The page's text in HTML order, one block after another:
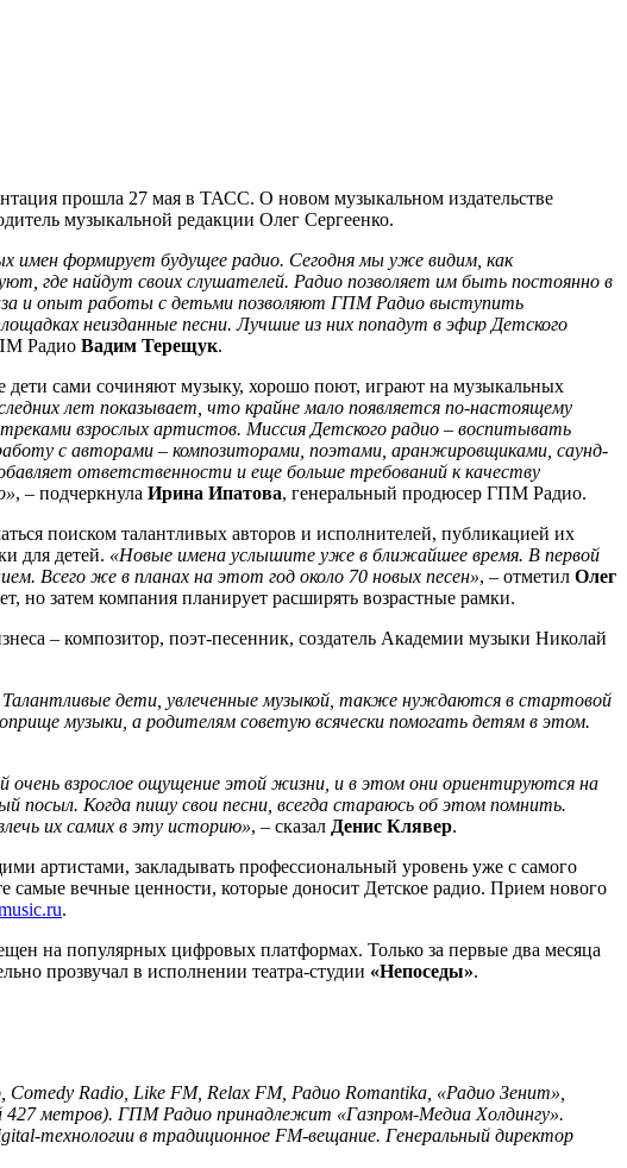
прошла 27 мая в ТАСС. О новом музыкальном издательстве
музыкальной редакции Олег Сергеенко.
имен формирует будущее радио. Сегодня мы уже видим, как
где найдут своих слушателей. Радио позволяет им быть постоянно в
и опыт работы с детьми позволяют ГПМ Радио выступить
неизданные песни. Лучшие из них попадут в эфир Детского
Радио Вадим Терещук.
дети сами сочиняют музыку, хорошо поют, играют на музыкальных
лет показывает, что крайне мало появляется по-настоящему
взрослых артистов. Миссия Детского радио – воспитывать
с авторами – композиторами, поэтами, аранжировщиками, саунд-
ответственности и еще больше требований к качеству
, – подчеркнула Ирина Ипатова, генеральный продюсер ГПМ Радио.
поиском талантливых авторов и исполнителей, публикацией их
для детей. «Новые имена услышите уже в ближайшее время. В первой
Всего же в планах на этот год около 70 новых песен», – отметил Олег
но затем компания планирует расширять возрастные рамки.
– композитор, поэт-песенник, создатель Академии музыки Николай
дети, увлеченные музыкой, также нуждаются в стартовой
музыки, а родителям советую всячески помогать детям в этом.
очень взрослое ощущение этой жизни, и в этом они ориентируются на
Когда пишу свои песни, всегда стараюсь об этом помнить.
их самих в эту историю», – сказал Денис Клявер.
артистами, закладывать профессиональный уровень уже с самого
самые вечные ценности, которые доносит Детское радио. Прием нового
.
на популярных цифровых платформах. Только за первые два месяца
прозвучал в исполнении театра-студии «Непоседы».
Radio, Like FM, Relax FM, Радио Romantika, «Радио Зенит»,
метров). ГПМ Радио принадлежит «Газпром-Медиа Холдингу».
технологии в традиционное FM-вещание. Генеральный директор